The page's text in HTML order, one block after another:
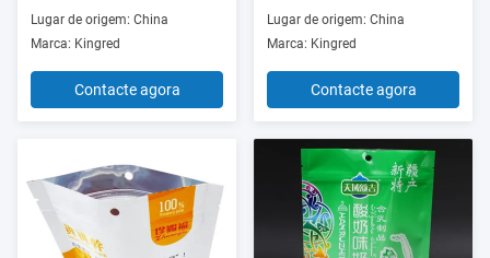
Lugar de origem: China
Marca: Kingred
Contacte agora
alumínio Sacos de
embalagem de alimentos
Lugar de origem: China
Marca: Kingred
Contacte agora